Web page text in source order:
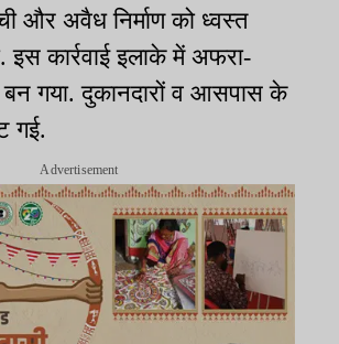
और अवैध निर्माण को ध्वस्त
कार्रवाई इलाके में अफरा-
बन गया. दुकानदारों व आसपास के
गई.
Advertisement